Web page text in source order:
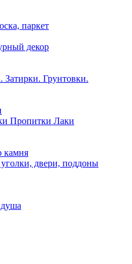
паркет
декор
Затирки. Грунтовки.
Пропитки Лаки
камня
двери, поддоны